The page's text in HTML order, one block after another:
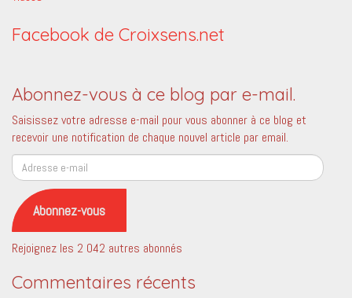
Facebook de Croixsens.net
Abonnez-vous à ce blog par e-mail.
Saisissez votre adresse e-mail pour vous abonner à ce blog et
recevoir une notification de chaque nouvel article par email.
Adresse
e-
mail
Abonnez-vous
Rejoignez les 2 042 autres abonnés
Commentaires récents